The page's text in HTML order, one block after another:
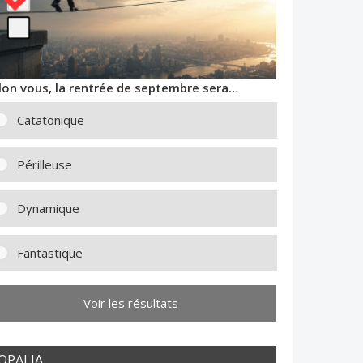
vous, la rentrée de septembre sera…
Catatonique
Périlleuse
Dynamique
Fantastique
Voir les résultats